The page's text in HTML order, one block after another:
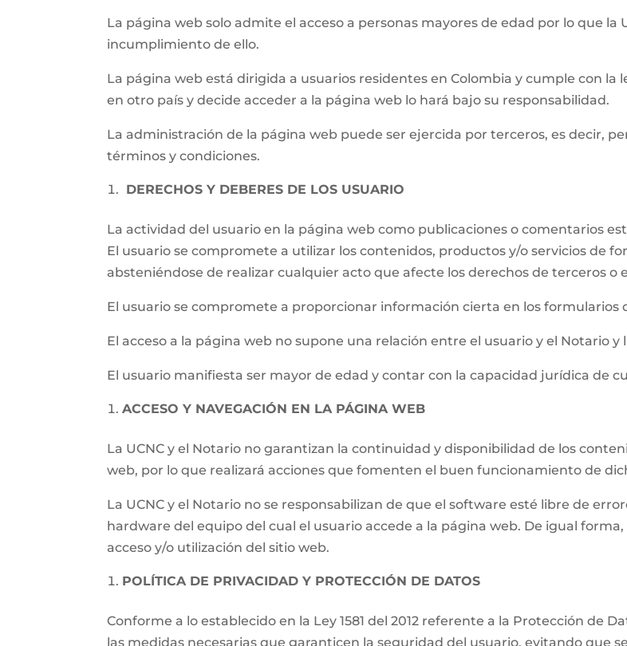
La página web solo admite el acceso a personas mayores de edad por lo que la
incumplimiento de ello.
La página web está dirigida a usuarios residentes en Colombia y cumple con la
en otro país y decide acceder a la página web lo hará bajo su responsabilidad.
La administración de la página web puede ser ejercida por terceros, es decir,
términos y condiciones.
DERECHOS Y DEBERES DE LOS USUARIO
La actividad del usuario en la página web como publicaciones o comentarios
El usuario se compromete a utilizar los contenidos, productos y/o servicios de
absteniéndose de realizar cualquier acto que afecte los derechos de terceros o
El usuario se compromete a proporcionar información cierta en los formularios
El acceso a la página web no supone una relación entre el usuario y el Notario y
El usuario manifiesta ser mayor de edad y contar con la capacidad jurídica de
ACCESO Y NAVEGACIÓN EN LA PÁGINA WEB
La UCNC y el Notario no garantizan la continuidad y disponibilidad de los
web, por lo que realizará acciones que fomenten el buen funcionamiento de
La UCNC y el Notario no se responsabilizan de que el software esté libre de
hardware del equipo del cual el usuario accede a la página web. De igual
acceso y/o utilización del sitio web.
POLÍTICA DE PRIVACIDAD Y PROTECCIÓN DE DATOS
Conforme a lo establecido en la Ley 1581 del 2012 referente a la Protección de
las medidas necesarias que garanticen la seguridad del usuario, evitando que